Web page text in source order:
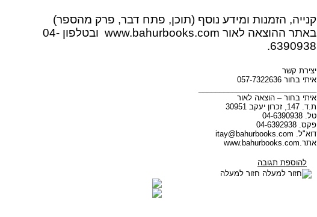
קנייה, הזמנות ומידע נוסף (תוכן, פתח דבר, פרק מהספר)
באתר ההוצאה לאור www.bahurbooks.com ובטלפון 04-
6390938.
יצירת קשר
איתי בחור 057-7322636
איתי בחור – הוצאה לאור
ת.ד. 147, זכרון יעקב 30951
טל. 04-6390938
פקס. 04-6392938
דוא"ל. itay@bahurbooks.com
אתר.www.bahurbooks.com
להוספת תגובה
חזור למעלה